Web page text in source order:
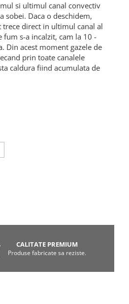
si ultimul canal convectiv
sobei. Daca o deschidem,
trece direct in ultimul canal al
fum s-a incalzit, cam la 10 -
Din acest moment gazele de
prin toate canalele
caldura fiind acumulata de
CALITATE PREMIUM
Produse fabricate sa reziste.